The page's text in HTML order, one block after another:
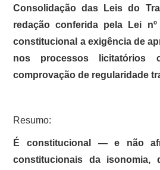
Consolidação das Leis do
redação conferida pela Lei nº
constitucional a exigência de
nos processos licitatórios
comprovação de regularidade
Resumo:
É constitucional — e não
constitucionais da isonomia,